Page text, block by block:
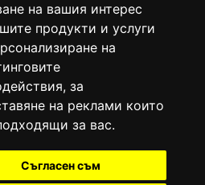
на вашия интерес
продукти и услуги
на
, за
на реклами които
за вас.
Съгласен съм
е регистрирано в националния
(Българска национална
1312-4722.